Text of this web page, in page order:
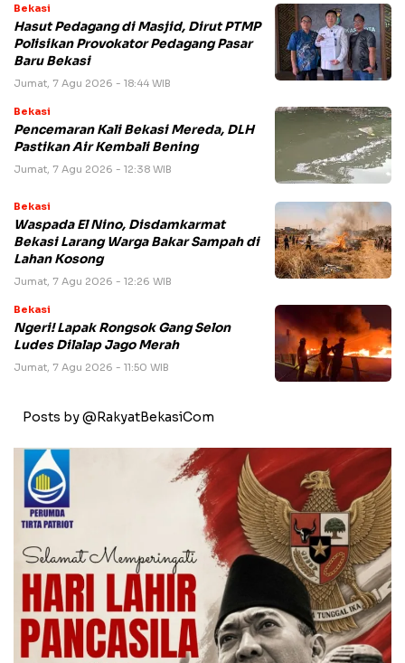
Bekasi
Hasut Pedagang di Masjid, Dirut PTMP
Polisikan Provokator Pedagang Pasar
Baru Bekasi
Jumat, 7 Agu 2026 - 18:44 WIB
Bekasi
Pencemaran Kali Bekasi Mereda, DLH
Pastikan Air Kembali Bening
Jumat, 7 Agu 2026 - 12:38 WIB
Bekasi
Waspada El Nino, Disdamkarmat
Bekasi Larang Warga Bakar Sampah di
Lahan Kosong
Jumat, 7 Agu 2026 - 12:26 WIB
Bekasi
Ngeri! Lapak Rongsok Gang Selon
Ludes Dilalap Jago Merah
Jumat, 7 Agu 2026 - 11:50 WIB
Posts by @RakyatBekasiCom